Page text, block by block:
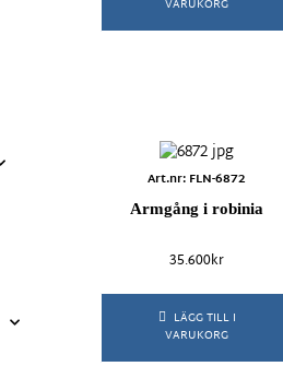
VARUKORG
Art.nr: FLN-6872
Armgång i robinia
35.600kr
LÄGG TILL I
VARUKORG